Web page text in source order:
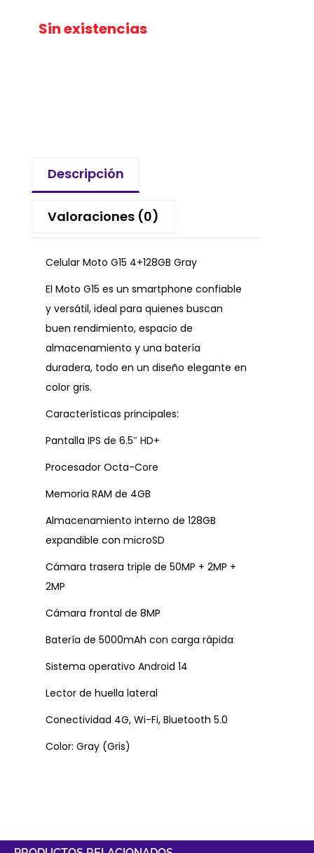
Sin existencias
Descripción
Valoraciones (0)
Celular Moto G15 4+128GB Gray
El Moto G15 es un smartphone confiable
y versátil, ideal para quienes buscan
buen rendimiento, espacio de
almacenamiento y una batería
duradera, todo en un diseño elegante en
color gris.
Características principales:
Pantalla IPS de 6.5″ HD+
Procesador Octa-Core
Memoria RAM de 4GB
Almacenamiento interno de 128GB
expandible con microSD
Cámara trasera triple de 50MP + 2MP +
2MP
Cámara frontal de 8MP
Batería de 5000mAh con carga rápida
Sistema operativo Android 14
Lector de huella lateral
Conectividad 4G, Wi-Fi, Bluetooth 5.0
Color: Gray (Gris)